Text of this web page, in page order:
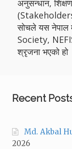
अनुसन्धान,
सोचले यस
Society,
श्रृजना भएको हो
Recent
Md. Akbal
2026